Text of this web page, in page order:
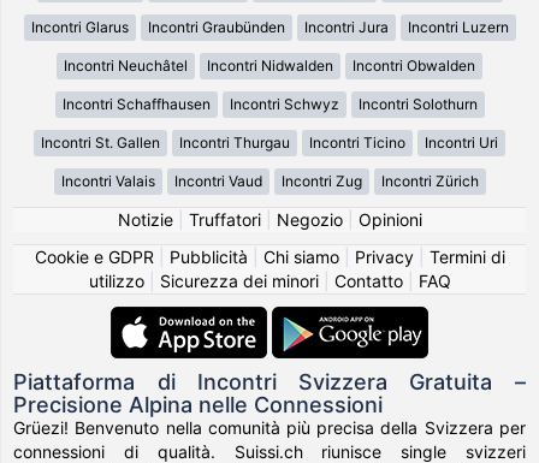
Incontri Glarus Incontri Graubünden Incontri Jura Incontri Luzern
Incontri Neuchâtel Incontri Nidwalden Incontri Obwalden
Incontri Schaffhausen Incontri Schwyz Incontri Solothurn
Incontri St. Gallen Incontri Thurgau Incontri Ticino Incontri Uri
Incontri Valais Incontri Vaud Incontri Zug Incontri Zürich
Notizie| Truffatori| Negozio| Opinioni
Cookie e GDPR
Pubblicità Chi siamo| Privacy| Termini di
utilizzo| Sicurezza dei minori| Contatto| FAQ
Piattaforma di Incontri Svizzera Gratuita –
Precisione Alpina nelle Connessioni
Grüezi! Benvenuto nella comunità più precisa della Svizzera per
connessioni di qualità. Suissi.ch riunisce single svizzeri